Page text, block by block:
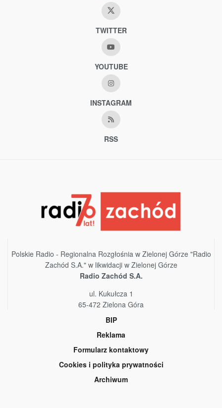
TWITTER
YOUTUBE
INSTAGRAM
RSS
Polskie Radio - Regionalna Rozgłośnia w Zielonej Górze "Radio
Zachód S.A." w likwidacji w Zielonej Górze
Radio Zachód S.A.
ul. Kukułcza 1
65-472 Zielona Góra
BIP
Reklama
Formularz kontaktowy
Cookies i polityka prywatności
Archiwum